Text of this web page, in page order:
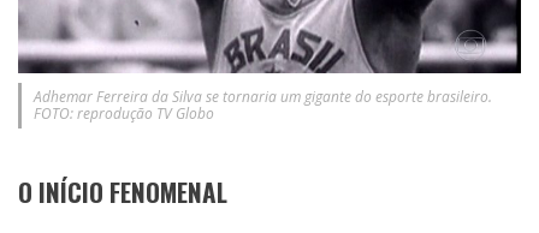
Adhemar Ferreira da Silva se tornaria um gigante do esporte brasileiro.
FOTO: reprodução TV Globo
O INÍCIO FENOMENAL